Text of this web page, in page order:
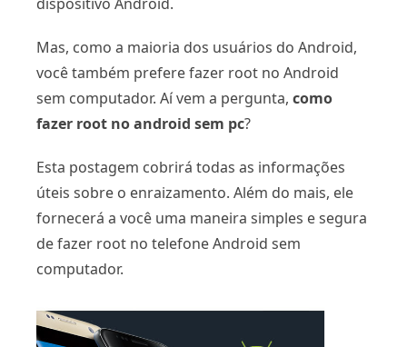
Mas, como a maioria dos usuários do Android,
você também prefere fazer root no Android
sem computador. Aí vem a pergunta, como
fazer root no android sem pc?
Esta postagem cobrirá todas as informações
úteis sobre o enraizamento. Além do mais, ele
fornecerá a você uma maneira simples e segura
de fazer root no telefone Android sem
computador.